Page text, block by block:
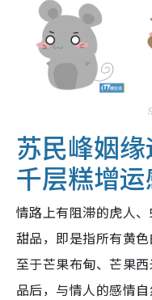
苏民峰姻
千层糕增
情路上有阻滞的虎人
甜品，即是指所有黄
至于芒果布甸、芒果
品后，与情人的感情自